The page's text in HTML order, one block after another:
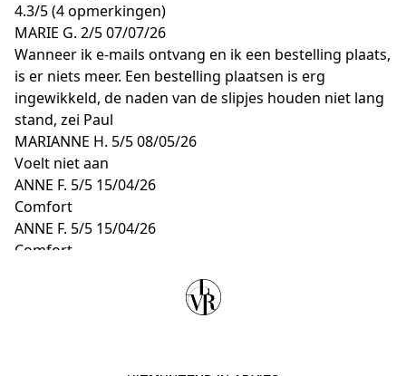
4.3/5(4 opmerkingen)
MARIE G. 2/507/07/26
Wanneer ik e-mails ontvang en ik een bestelling plaats,
is er niets meer. Een bestelling plaatsen is erg
ingewikkeld, de naden van de slipjes houden niet lang
stand, zei Paul
MARIANNE H. 5/508/05/26
Voelt niet aan
ANNE F. 5/5 15/04/26
Comfort
ANNE F. 5/5 15/04/26
Comfort